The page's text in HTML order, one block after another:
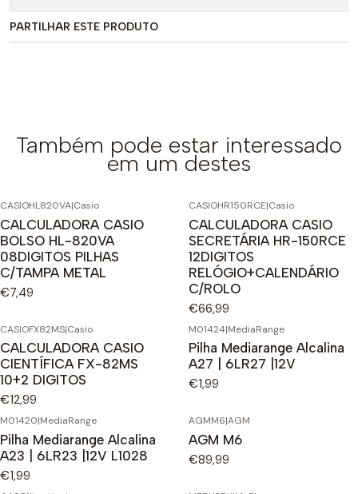
PARTILHAR ESTE PRODUTO
Também pode estar interessado
em um destes
CASIOHL820VA|Casio
CALCULADORA CASIO
BOLSO HL-820VA
08DIGITOS PILHAS
C/TAMPA METAL
€7,49
CASIOHR150RCE|Casio
CALCULADORA CASIO
SECRETÁRIA HR-150RCE
12DIGITOS
RELÓGIO+CALENDÁRIO
C/ROLO
€66,99
CASIOFX82MS|Casio
CALCULADORA CASIO
CIENTÍFICA FX-82MS
10+2 DIGITOS
€12,99
M01424|MediaRange
Pilha Mediarange Alcalina
A27 | 6LR27 |12V
€1,99
M01420|MediaRange
Pilha Mediarange Alcalina
A23 | 6LR23 |12V L1028
€1,99
AGMM6|AGM
AGM M6
€89,99